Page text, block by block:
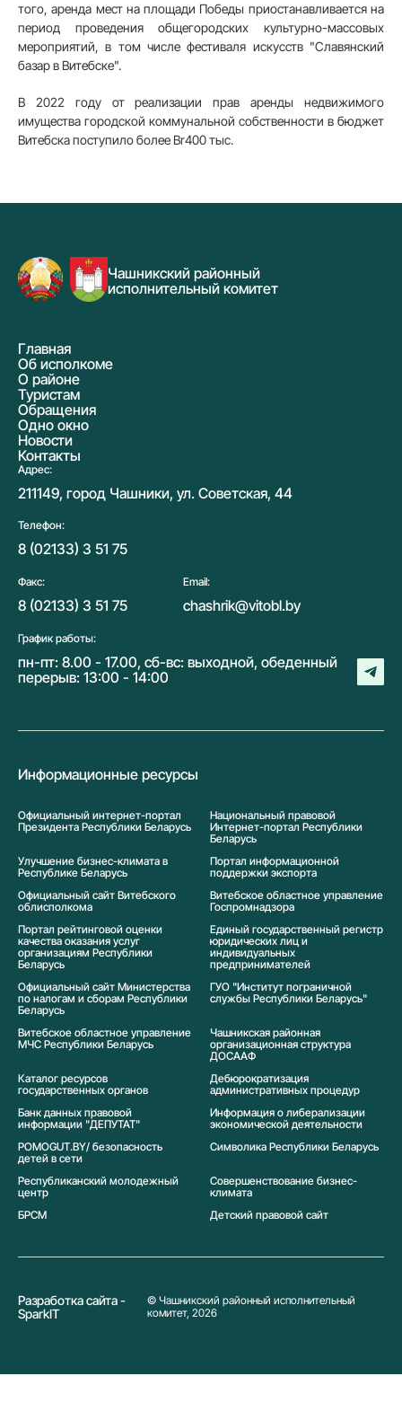
того, аренда мест на площади Победы приостанавливается на
период проведения общегородских культурно-массовых
мероприятий, в том числе фестиваля искусств "Славянский
базар в Витебске".
В 2022 году от реализации прав аренды недвижимого
имущества городской коммунальной собственности в бюджет
Витебска поступило более Br400 тыс.
Чашникский районный
исполнительный комитет
Главная
Об исполкоме
О районе
Туристам
Обращения
Одно окно
Новости
Контакты
Адрес:
211149, город Чашники, ул. Советская, 44
Телефон:
8 (02133) 3 51 75
Факс:
8 (02133) 3 51 75
Email:
chashrik@vitobl.by
График работы:
пн-пт: 8.00 - 17.00, сб-вс: выходной, обеденный
перерыв: 13:00 - 14:00
Информационные ресурсы
Официальный интернет-портал
Президента Республики Беларусь
Национальный правовой
Интернет-портал Республики
Беларусь
Улучшение бизнес-климата в
Республике Беларусь
Портал информационной
поддержки экспорта
Официальный сайт Витебского
облисполкома
Витебское областное управление
Госпромнадзора
Портал рейтинговой оценки
качества оказания услуг
организациям Республики
Беларусь
Единый государственный регистр
юридических лиц и
индивидуальных
предпринимателей
Официальный сайт Министерства
по налогам и сборам Республики
Беларусь
ГУО "Институт пограничной
службы Республики Беларусь"
Витебское областное управление
МЧС Республики Беларусь
Чашникская районная
организационная структура
ДОСААФ
Каталог ресурсов
государственных органов
Дебюрократизация
административных процедур
Банк данных правовой
информации "ДЕПУТАТ"
Информация о либерализации
экономической деятельности
POMOGUT.BY/ безопасность
детей в сети
Символика Реcпублики Беларусь
Республиканский молодежный
центр
Совершенствование бизнес-
климата
БРСМ
Детский правовой сайт
Разработка сайта -
SparkIT
© Чашникский районный исполнительный
комитет, 2026